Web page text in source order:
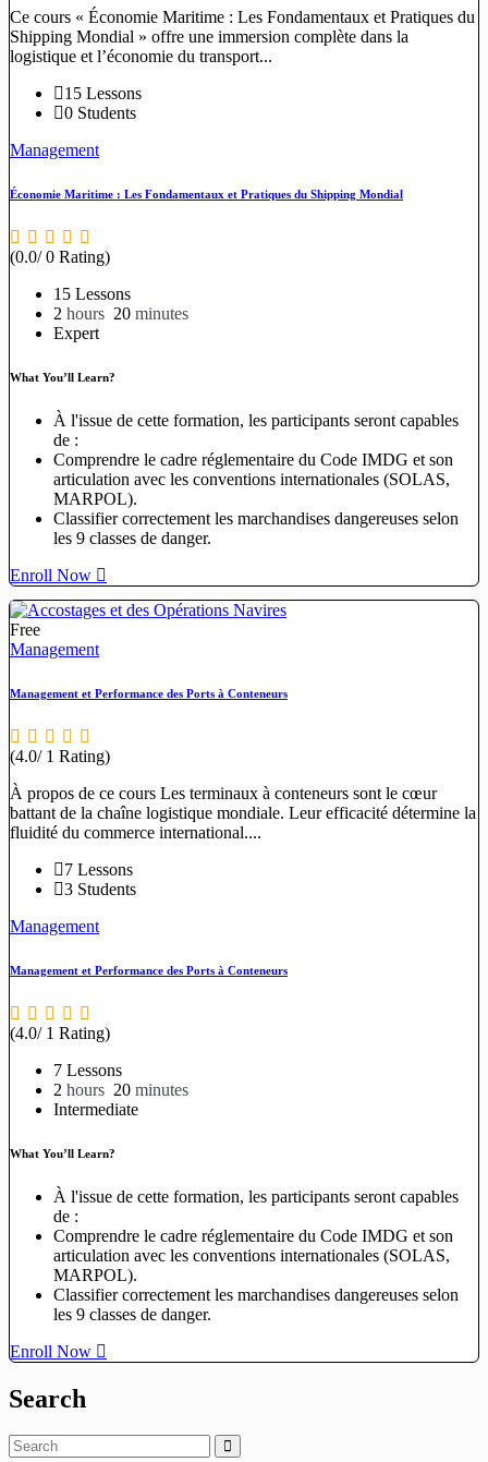
Ce cours « Économie Maritime : Les Fondamentaux et Pratiques du
Shipping Mondial » offre une immersion complète dans la
logistique et l’économie du transport...
15 Lessons
0 Students
Management
Économie Maritime : Les Fondamentaux et Pratiques du Shipping Mondial
(0.0/ 0 Rating)
15 Lessons
2 hours 20 minutes
Expert
What You’ll Learn?
À l'issue de cette formation, les participants seront capables
de :
Comprendre le cadre réglementaire du Code IMDG et son
articulation avec les conventions internationales (SOLAS,
MARPOL).
Classifier correctement les marchandises dangereuses selon
les 9 classes de danger.
Enroll Now
Free
Management
Management et Performance des Ports à Conteneurs
(4.0/ 1 Rating)
À propos de ce cours Les terminaux à conteneurs sont le cœur
battant de la chaîne logistique mondiale. Leur efficacité détermine la
fluidité du commerce international....
7 Lessons
3 Students
Management
Management et Performance des Ports à Conteneurs
(4.0/ 1 Rating)
7 Lessons
2 hours 20 minutes
Intermediate
What You’ll Learn?
À l'issue de cette formation, les participants seront capables
de :
Comprendre le cadre réglementaire du Code IMDG et son
articulation avec les conventions internationales (SOLAS,
MARPOL).
Classifier correctement les marchandises dangereuses selon
les 9 classes de danger.
Enroll Now
Search